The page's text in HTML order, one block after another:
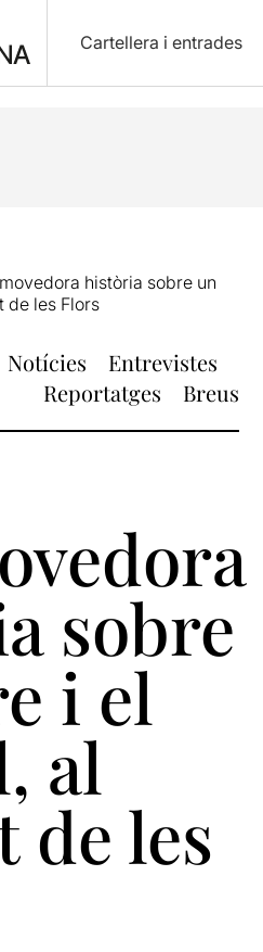
Cartellera i entrades
història sobre un
de les Flors
Notícies
Entrevistes
Reportatges
Breus
sobre
i el
al
de les